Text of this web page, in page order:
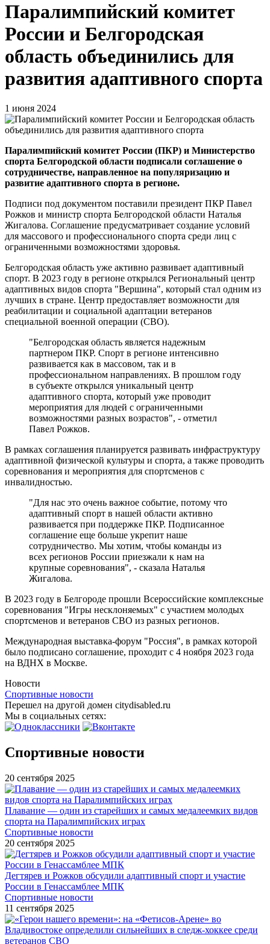
Паралимпийский комитет
России и Белгородская
область объединились для
развития адаптивного спорта
1 июня 2024
Паралимпийский комитет России (ПКР) и Министерство
спорта Белгородской области подписали соглашение о
сотрудничестве, направленное на популяризацию и
развитие адаптивного спорта в регионе.
Подписи под документом поставили президент ПКР Павел
Рожков и министр спорта Белгородской области Наталья
Жигалова. Соглашение предусматривает создание условий
для массового и профессионального спорта среди лиц с
ограниченными возможностями здоровья.
Белгородская область уже активно развивает адаптивный
спорт. В 2023 году в регионе открылся Региональный центр
адаптивных видов спорта "Вершина", который стал одним из
лучших в стране. Центр предоставляет возможности для
реабилитации и социальной адаптации ветеранов
специальной военной операции (СВО).
"Белгородская область является надежным
партнером ПКР. Спорт в регионе интенсивно
развивается как в массовом, так и в
профессиональном направлениях. В прошлом году
в субъекте открылся уникальный центр
адаптивного спорта, который уже проводит
мероприятия для людей с ограниченными
возможностями разных возрастов", - отметил
Павел Рожков.
В рамках соглашения планируется развивать инфраструктуру
адаптивной физической культуры и спорта, а также проводить
соревнования и мероприятия для спортсменов с
инвалидностью.
"Для нас это очень важное событие, потому что
адаптивный спорт в нашей области активно
развивается при поддержке ПКР. Подписанное
соглашение еще больше укрепит наше
сотрудничество. Мы хотим, чтобы команды из
всех регионов России приезжали к нам на
крупные соревнования", - сказала Наталья
Жигалова.
В 2023 году в Белгороде прошли Всероссийские комплексные
соревнования "Игры несклоняемых" с участием молодых
спортсменов и ветеранов СВО из разных регионов.
Международная выставка-форум "Россия", в рамках которой
было подписано соглашение, проходит с 4 ноября 2023 года
на ВДНХ в Москве.
Новости
Спортивные новости
Перешел на другой домен citydisabled.ru
Мы в социальных сетях:
Спортивные новости
20 сентября 2025
Плавание — один из старейших и самых медалеемких видов
спорта на Паралимпийских играх
Спортивные новости
20 сентября 2025
Дегтярев и Рожков обсудили адаптивный спорт и участие
России в Генассамблее МПК
Спортивные новости
11 сентября 2025